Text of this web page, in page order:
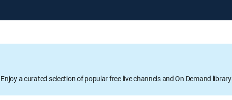
Enjoy a curated selection of popular free live channels and On Demand library